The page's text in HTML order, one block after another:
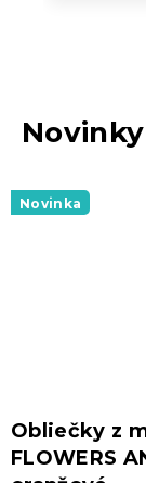
Novinka
Obliečky z
FLOWERS